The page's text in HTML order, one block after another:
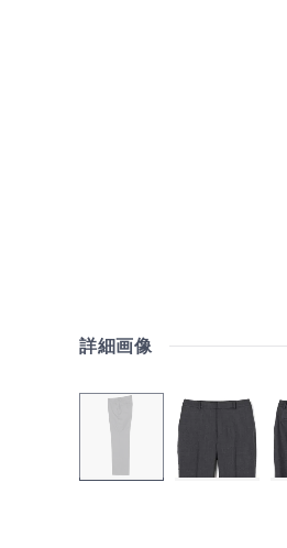
詳細画像